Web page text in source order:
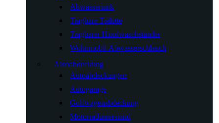
Abwassertank
Tragbare Toilette
Tragbarer Handwaschständer
Wohnmobil-Abwasserschlauch
Autoabdeckung
Autoabdeckungen
Autogarage
Golfwagenabdeckung
Motorradunterstand